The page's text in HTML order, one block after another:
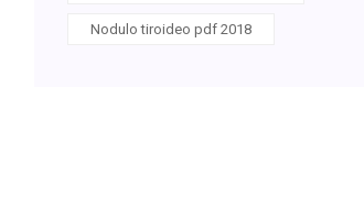
Nodulo tiroideo pdf 2018